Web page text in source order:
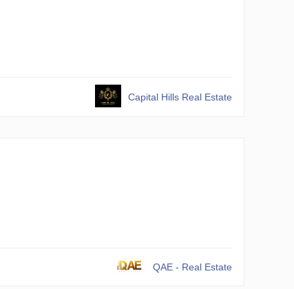
Capital Hills Real Estate
QAE - Real Estate